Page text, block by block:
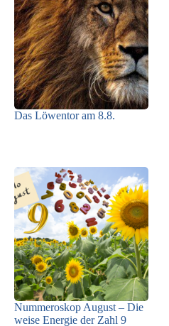
Das Löwentor am 8.8.
Nummeroskop August – Die
weise Energie der Zahl 9